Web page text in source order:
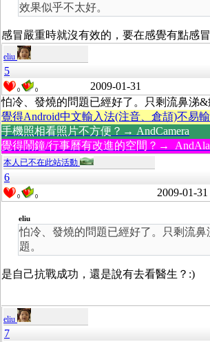
效果似乎不太好。
感冒嚴重時就沒有效的，要在感覺有點感冒
eliu
5
0 0 2009-01-31
怕冷、發燒的問題已經好了。只剩流鼻涕&
覺得Android中文輸入法(注音、倉頡)不易
手機照相看照片不方便？→ AndCamera
覺得鬧鐘/行事曆有改進的空間？→
本人已不在此站活動
6
0 0 2009-01-31
eliu
怕冷、發燒的問題已經好了。只剩流鼻
題。
是自己抗戰成功，還是說有去看醫生？:)
eliu
7